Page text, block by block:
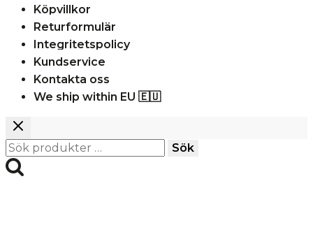
Köpvillkor
Returformulär
Integritetspolicy
Kundservice
Kontakta oss
We ship within EU 🇪🇺
Sök
efter:
Sök